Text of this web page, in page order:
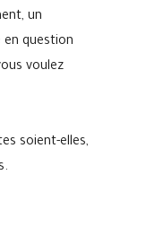
un
question
voulez
soient-elles,